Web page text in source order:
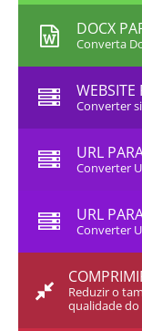
DOCX
Converta
WEBSITE
Converter
URL
Converter
URL
Converter
Reduzir o
qualidade do